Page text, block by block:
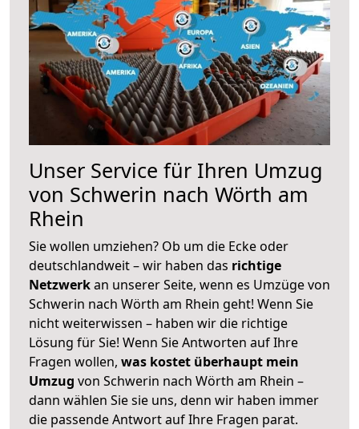
Unser Service für Ihren Umzug
von Schwerin nach Wörth am
Rhein
Sie wollen umziehen? Ob um die Ecke oder
deutschlandweit – wir haben das richtige
Netzwerkan unserer Seite, wenn es Umzüge von
Schwerin nach Wörth am Rhein geht! Wenn Sie
nicht weiterwissen – haben wir die richtige
Lösung für Sie! Wenn Sie Antworten auf Ihre
Fragen wollen, was kostet überhaupt mein
Umzug von Schwerin nach Wörth am Rhein –
dann wählen Sie sie uns, denn wir haben immer
die passende Antwort auf Ihre Fragen parat.